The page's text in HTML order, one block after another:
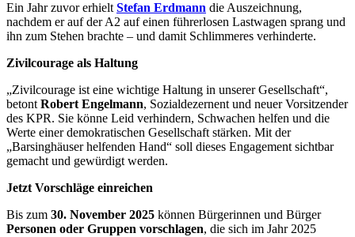
Ein Jahr zuvor erhielt Stefan Erdmann die Auszeichnung,
nachdem er auf der A2 auf einen führerlosen Lastwagen sprang und
ihn zum Stehen brachte – und damit Schlimmeres verhinderte.
Zivilcourage als Haltung
„Zivilcourage ist eine wichtige Haltung in unserer Gesellschaft“,
betont Robert Engelmann, Sozialdezernent und neuer Vorsitzender
des KPR. Sie könne Leid verhindern, Schwachen helfen und die
Werte einer demokratischen Gesellschaft stärken. Mit der
„Barsinghäuser helfenden Hand“ soll dieses Engagement sichtbar
gemacht und gewürdigt werden.
Jetzt Vorschläge einreichen
Bis zum 30. November 2025 können Bürgerinnen und Bürger
Personen oder Gruppen vorschlagen, die sich im Jahr 2025